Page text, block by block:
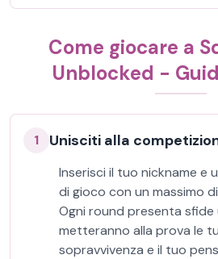
Come giocare a
Unblocked -
1 Unisciti alla
Inserisci il tuo nickname e
di gioco con un massimo
Ogni round presenta sfide
metteranno alla prova le
sopravvivenza e il tuo